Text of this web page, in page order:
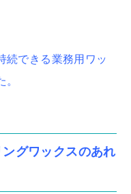
続できる業務用ワッ
グワックスのあれ